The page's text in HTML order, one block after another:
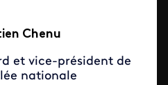
Chenu
et vice-président de
nationale